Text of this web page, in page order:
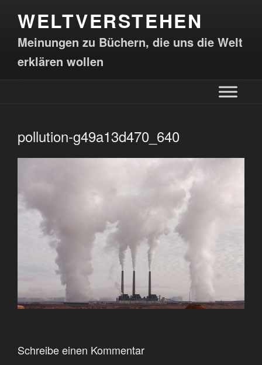
WELTVERSTEHEN
Meinungen zu Büchern, die uns die Welt
erklären wollen
pollution-g49a13d470_640
Schreibe einen Kommentar